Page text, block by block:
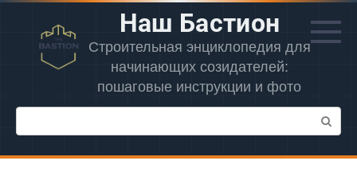
Перейти
контенту
Наш Бастион
Строительная энциклопедия для
начинающих созидателей:
пошаговые инструкции и фото
Поиск: